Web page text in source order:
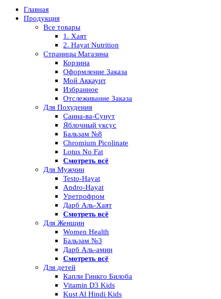
Главная
Продукция
Все товары
1. Хаят
2. Hayat Nutrition
Страницы Магазина
Корзина
Оформление Заказа
Мой Аккаунт
Избранное
Отслеживание Заказа
Для Похудения
Санна-ва-Сунут
Яблочный уксус
Бальзам №8
Chromium Picolinate
Lotus No Fat
Смотреть всё
Для Мужчин
Testo-Hayat
Andro-Hayat
Уретрофром
Дарб Аль-Хаят
Смотреть всё
Для Женщин
Women Health
Бальзам №3
Дарб Аль-амин
Смотреть всё
Для детей
Капли Гинкго Билоба
Vitamin D3 Kids
Kust Al Hindi Kids